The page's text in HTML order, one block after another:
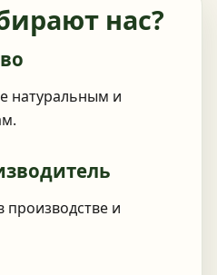
нас?
натуральным и
и